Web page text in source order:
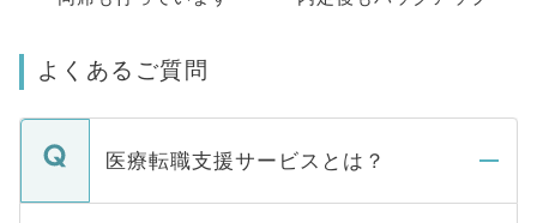
よくあるご質問
医療転職支援サービスとは？